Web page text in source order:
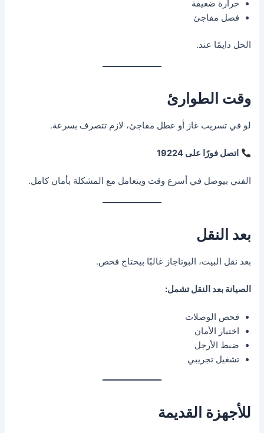
حرارة ضعيفة
فصل مفاجئ
الحل دايمًا عند.
وقت الطوارئ
لو في تسريب غاز أو عطل مفاجئ، لازم تتصرف بسرعة.
اتصل فورًا على 19224
الفني بيوصل في أسرع وقت ويتعامل مع المشكلة بأمان كامل.
بعد النقل
بعد نقل البيت، البوتاجاز غالبًا بيحتاج فحص.
الصيانة بعد النقل تشمل:
فحص الوصلات
اختبار الأمان
ضبط الأرجل
تشغيل تجريبي
للأجهزة القديمة